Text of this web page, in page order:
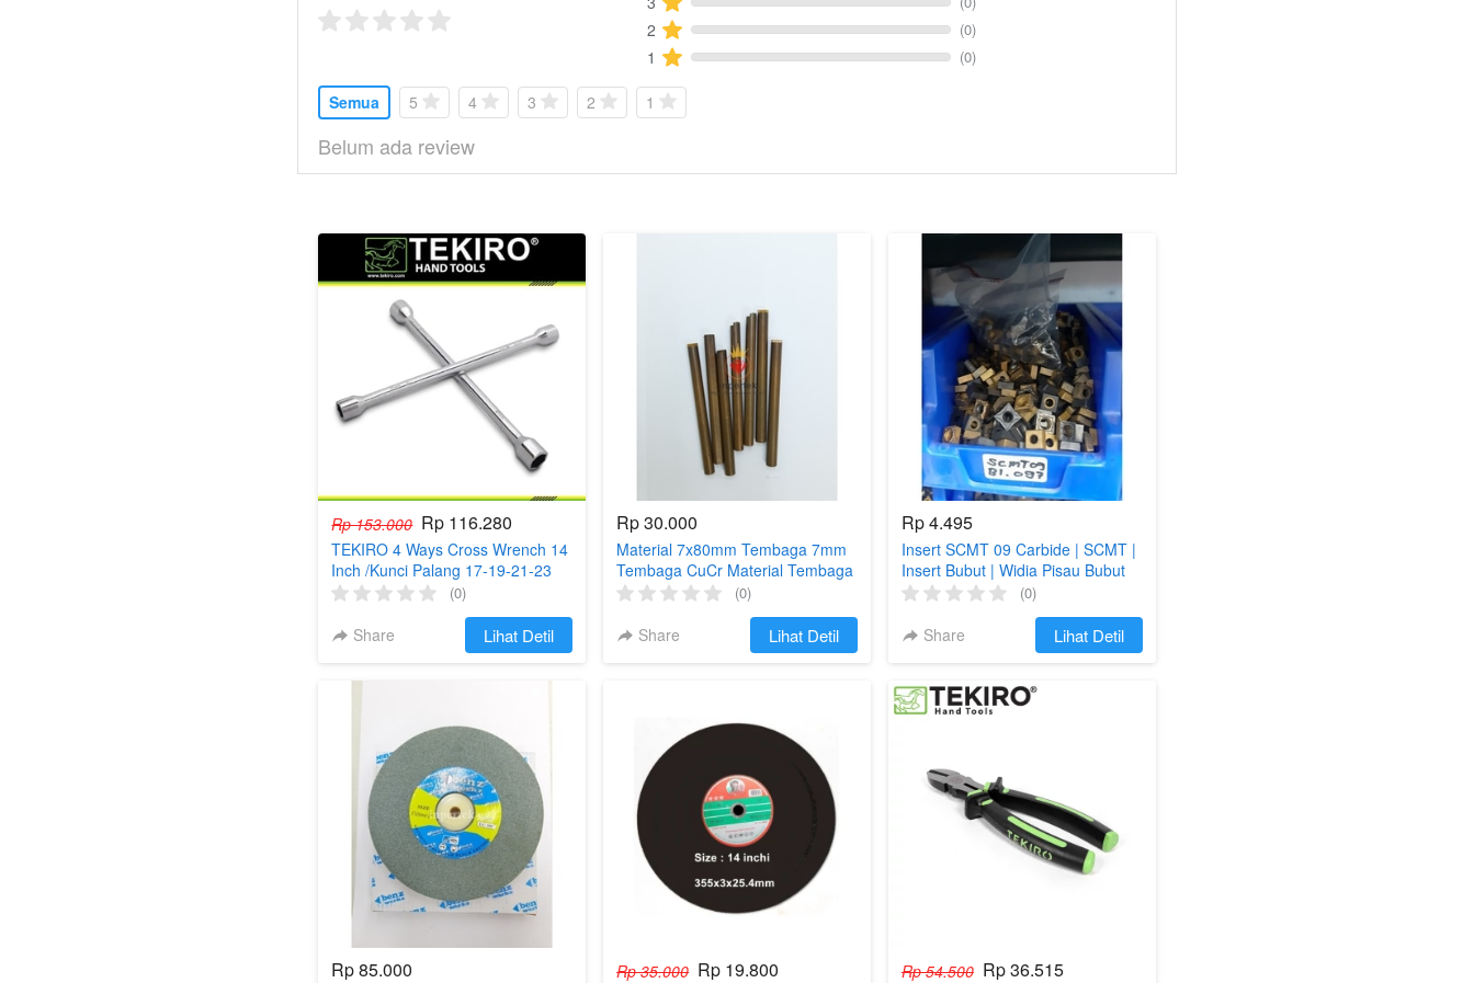
2 (0)
1 (0)
Semua 5 4 3 2 1
Belum ada review
Rp 153.000 Rp 116.280
TEKIRO 4 Ways Cross Wrench 14
Inch /Kunci Palang 17-19-21-23
Mm
(0)
Share `
Lihat Detil
Rp 30.000
Material 7x80mm Tembaga 7mm
Tembaga CuCr Material Tembaga
(0)
Share `Lihat Detil
Rp 4.495
Insert SCMT 09 Carbide | SCMT |
Insert Bubut | Widia Pisau Bubut
(0)
Share `Lihat Detil
Rp 85.000 Rp 35.000 Rp 19.800 Rp 54.500 Rp 36.515